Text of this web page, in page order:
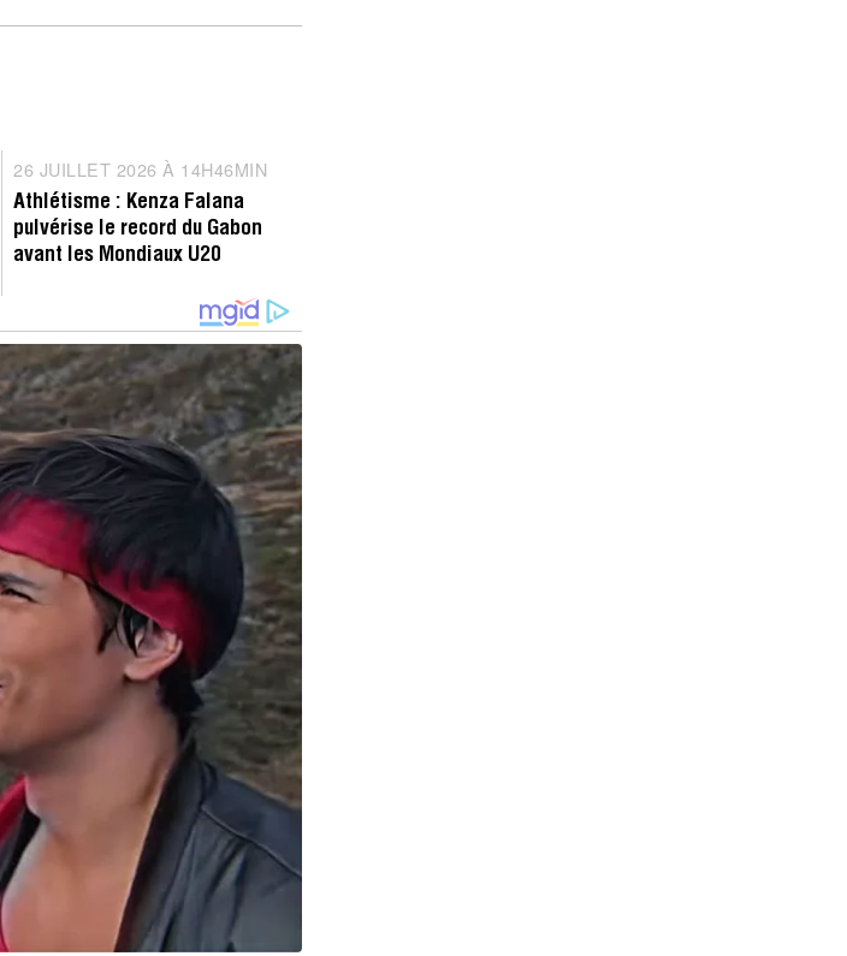
26 JUILLET 2026 À 14H46MIN
L
E
T
2
0
2
6
À
1
4
H
8
M
I
Athlétisme : Kenza Falana
pulvérise le record du Gabon
avant les Mondiaux U20